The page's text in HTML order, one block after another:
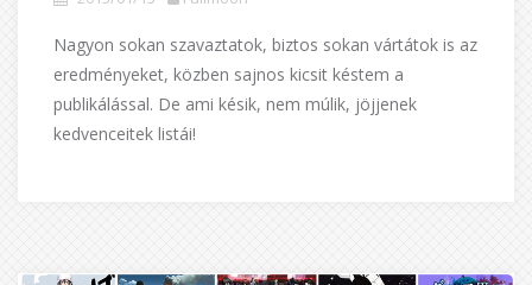
Nagyon sokan szavaztatok, biztos sokan vártátok is az
eredményeket, közben sajnos kicsit késtem a
publikálással. De ami késik, nem múlik, jöjjenek
kedvenceitek listái!